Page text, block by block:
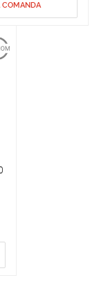
COMANDA